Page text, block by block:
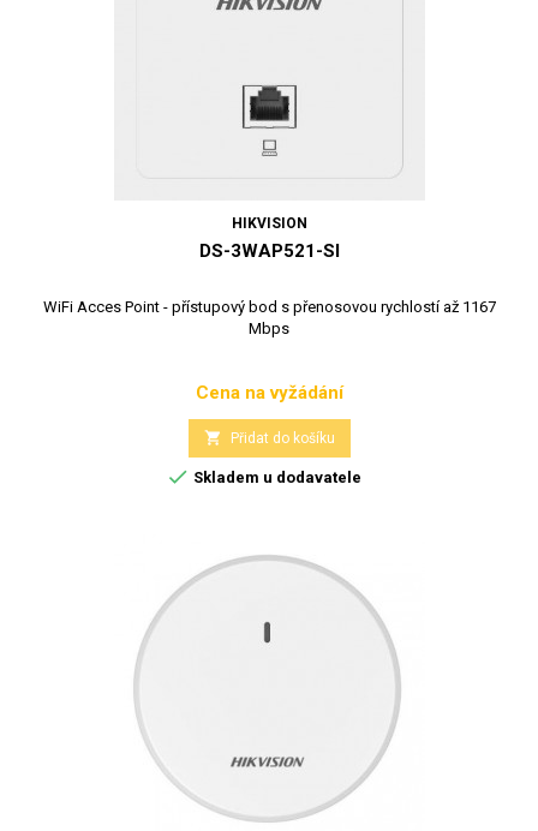
HIKVISION
DS-3WAP521-SI
WiFi Acces Point - přístupový bod s přenosovou rychlostí až 1167
Mbps
Cena
Cena na vyžádání
 Přidat do košíku
 Skladem u dodavatele